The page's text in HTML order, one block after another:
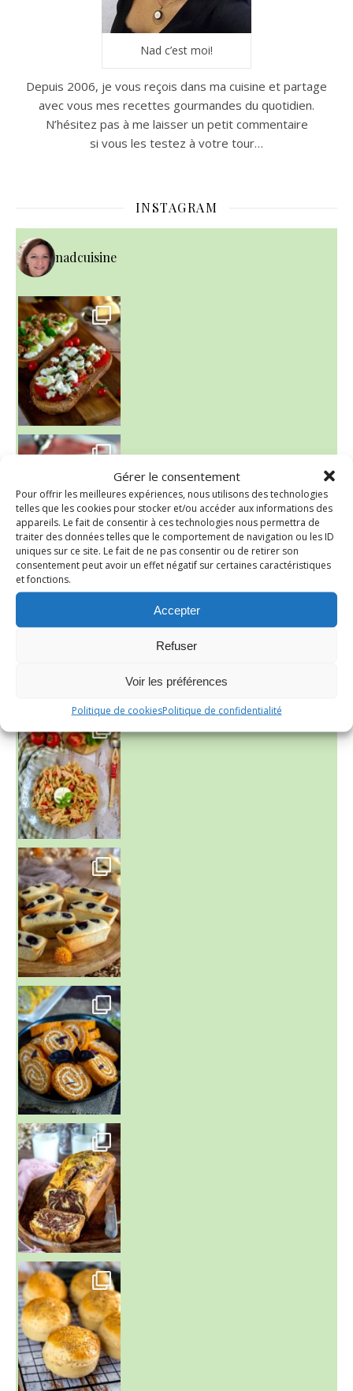
Gérer le consentement
Pour offrir les meilleures expériences, nous utilisons des technologies
telles que les cookies pour stocker et/ou accéder aux informations des
appareils. Le fait de consentir à ces technologies nous permettra de
traiter des données telles que le comportement de navigation ou les ID
uniques sur ce site. Le fait de ne pas consentir ou de retirer son
consentement peut avoir un effet négatif sur certaines caractéristiques
et fonctions.
Accepter
Refuser
Voir les préférences
Politique de cookiesPolitique de confidentialité
Nad c’est moi!
Depuis 2006, je vous reçois dans ma cuisine et partage
avec vous mes recettes gourmandes du quotidien.
N’hésitez pas à me laisser un petit commentaire
si vous les testez à votre tour…
INSTAGRAM
nadcuisine
~ NICE CREAM À LA FRAISE ~
Presque un mois que
~ FINANCIERS MYRTILLES ET CITRON ~
Aujourd'hu
~ BUNS MAISON ~
Un peu de boulange par ici au